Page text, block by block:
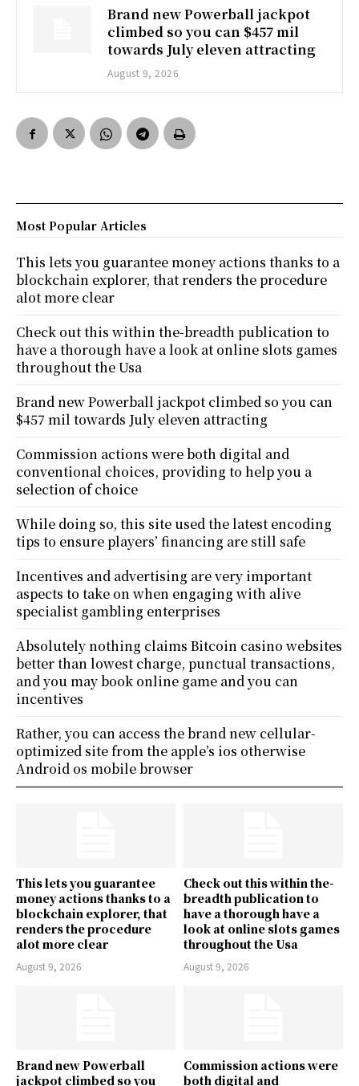
Brand new Powerball jackpot
climbed so you can $457 mil
towards July eleven attracting
August 9, 2026
This lets you guarantee
money actions thanks to a
blockchain explorer, that
renders the procedure
alot more clear
August 9, 2026
Check out this within the-
breadth publication to
have a thorough have a
look at online slots games
throughout the Usa
August 9, 2026
Brand new Powerball
jackpot climbed so you
Commission actions were
both digital and
Most Popular Articles
This lets you guarantee money actions thanks to a
blockchain explorer, that renders the procedure
alot more clear
Check out this within the-breadth publication to
have a thorough have a look at online slots games
throughout the Usa
Brand new Powerball jackpot climbed so you can
$457 mil towards July eleven attracting
Commission actions were both digital and
conventional choices, providing to help you a
selection of choice
While doing so, this site used the latest encoding
tips to ensure players’ financing are still safe
Incentives and advertising are very important
aspects to take on when engaging with alive
specialist gambling enterprises
Absolutely nothing claims Bitcoin casino websites
better than lowest charge, punctual transactions,
and you may book online game and you can
incentives
Rather, you can access the brand new cellular-
optimized site from the apple’s ios otherwise
Android os mobile browser